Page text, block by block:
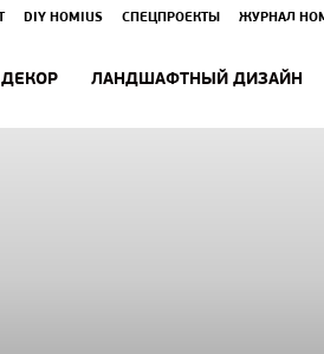
DIY HOMIUS СПЕЦПРОЕКТЫ ЖУРНАЛ
ДЕКОР ЛАНДШАФТНЫЙ ДИЗАЙН